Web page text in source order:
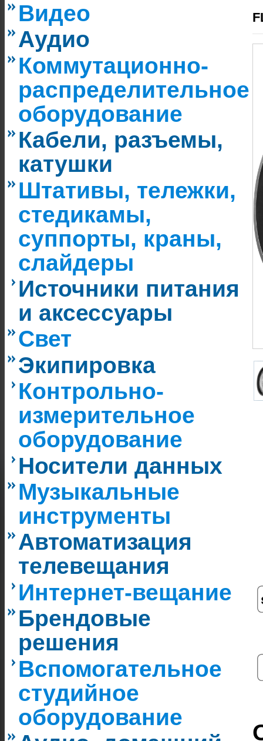
Видео
Аудио
Коммутационно-
распределительное
оборудование
Кабели, разъемы,
катушки
Штативы, тележки,
стедикамы,
суппорты, краны,
слайдеры
Источники питания
и аксессуары
Свет
Экипировка
Контрольно-
измерительное
оборудование
Носители данных
Музыкальные
инструменты
Автоматизация
телевещания
Интернет-вещание
Брендовые
решения
Вспомогательное
студийное
оборудование